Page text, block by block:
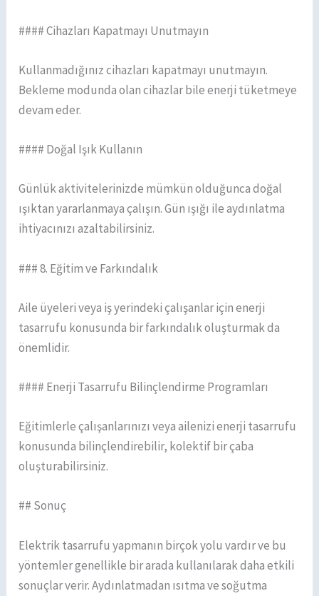
#### Cihazları Kapatmayı Unutmayın
Kullanmadığınız cihazları kapatmayı unutmayın.
Bekleme modunda olan cihazlar bile enerji tüketmeye
devam eder.
#### Doğal Işık Kullanın
Günlük aktivitelerinizde mümkün olduğunca doğal
ışıktan yararlanmaya çalışın. Gün ışığı ile aydınlatma
ihtiyacınızı azaltabilirsiniz.
### 8. Eğitim ve Farkındalık
Aile üyeleri veya iş yerindeki çalışanlar için enerji
tasarrufu konusunda bir farkındalık oluşturmak da
önemlidir.
#### Enerji Tasarrufu Bilinçlendirme Programları
Eğitimlerle çalışanlarınızı veya ailenizi enerji tasarrufu
konusunda bilinçlendirebilir, kolektif bir çaba
oluşturabilirsiniz.
## Sonuç
Elektrik tasarrufu yapmanın birçok yolu vardır ve bu
yöntemler genellikle bir arada kullanılarak daha etkili
sonuçlar verir. Aydınlatmadan ısıtma ve soğutma